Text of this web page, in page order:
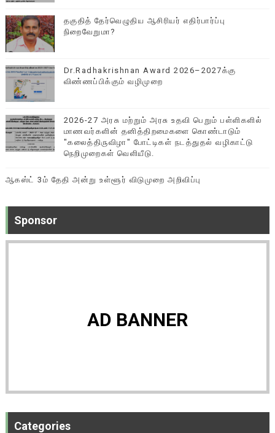
தகுதித் தேர்வெழுதிய ஆசிரியர் எதிர்பார்ப்பு
நிறைவேறுமா?
Dr.Radhakrishnan Award 2026–2027க்கு
விண்ணப்பிக்கும் வழிமுறை
2026-27 அரசு மற்றும் அரசு உதவி பெறும் பள்ளிகளில்
மாணவர்களின் தனித்திறமைகளை கொண்டாடும்
"கலைத்திருவிழா" போட்டிகள் நடத்துதல் வழிகாட்டு
நெறிமுறைகள் வெளியீடு.
ஆகஸ்ட் 3ம் தேதி அன்று உள்ளூர் விடுமுறை அறிவிப்பு
Sponsor
AD BANNER
Categories